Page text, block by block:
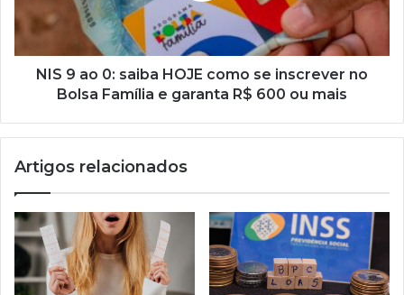
como
se
inscrever
R$
mais
NIS 9 ao 0: saiba HOJE como se inscrever no
Bolsa Família e garanta R$ 600 ou mais
Artigos relacionados